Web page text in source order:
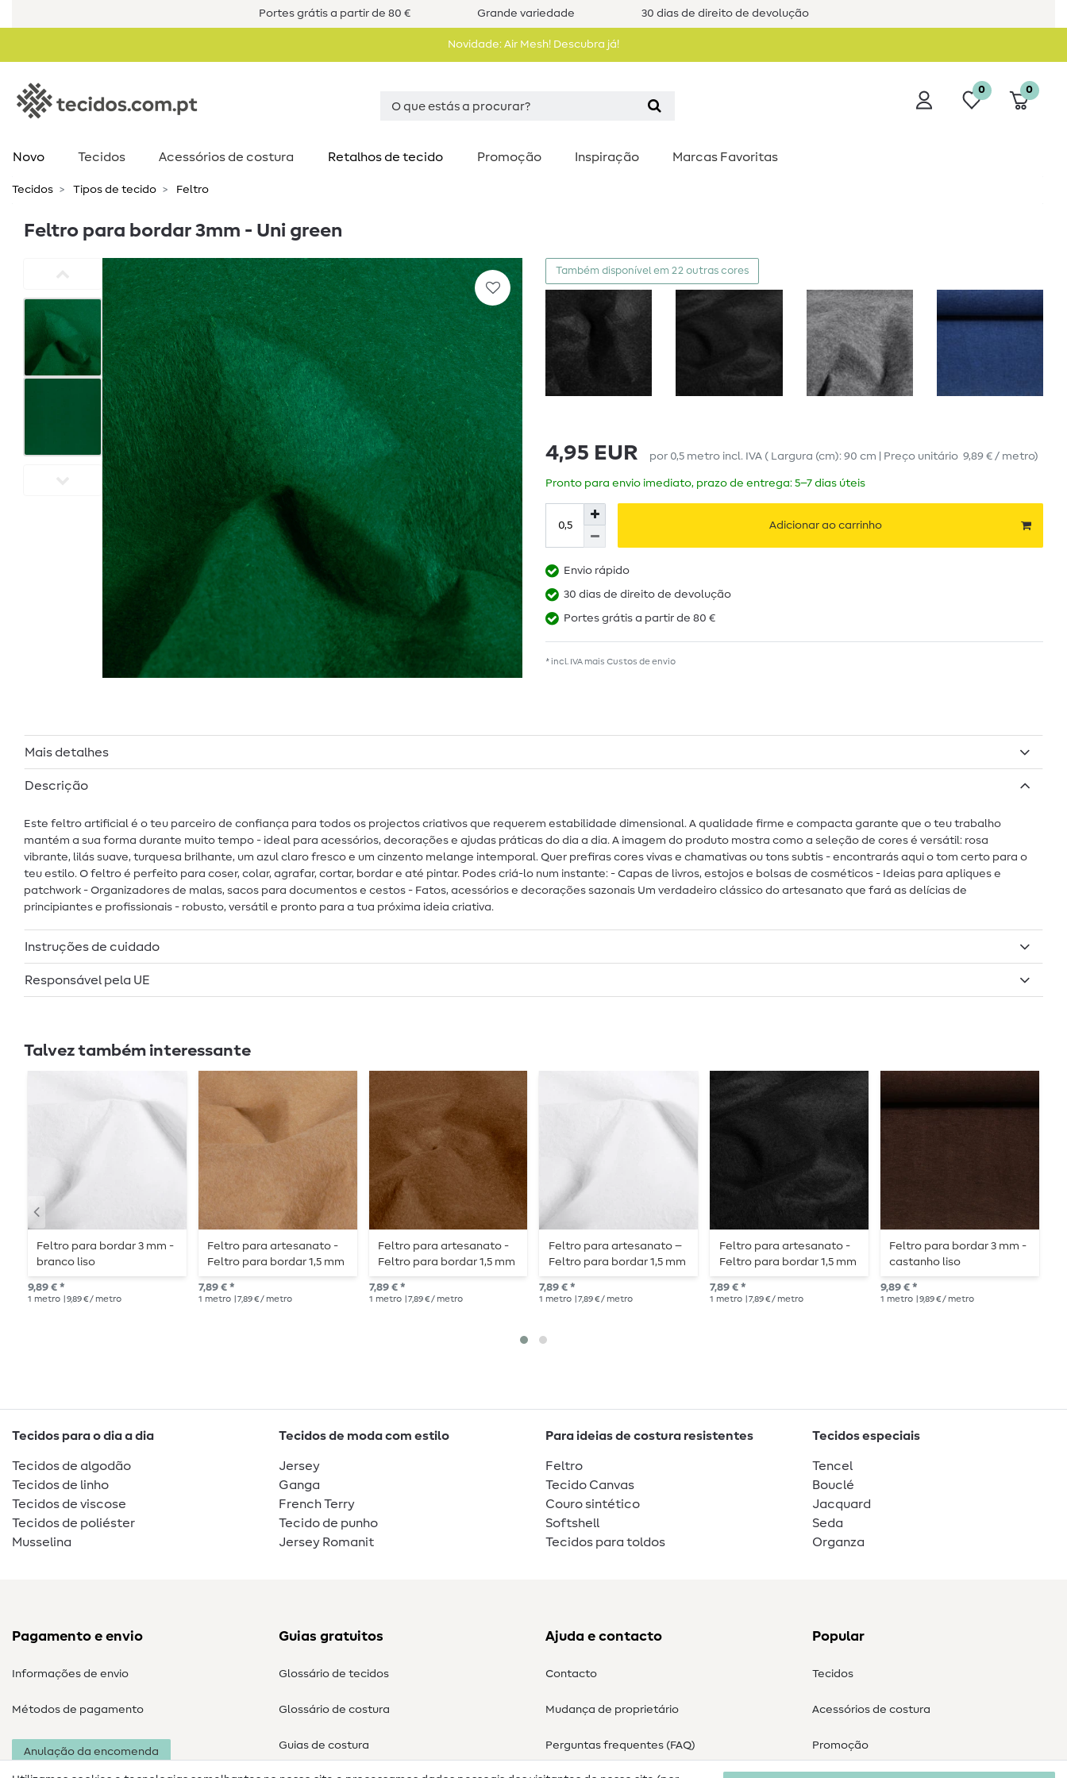
Portes grátis a partir de 80 € Grande variedade 30 dias de direito de devolução
Novidade: Air Mesh! Descubra já!
0 0
Novo Tecidos Acessórios de costura​ Retalhos de tecido Promoção Inspiração Marcas Favoritas
Tecidos Tipos de tecido Feltro
Feltro para bordar 3mm - Uni green
Também disponível em 22 outras cores
4,95 EUR por 0,5 metro incl. IVA ( Largura (cm): 90 cm | Preço unitário 9,89 € / metro)
Pronto para envio imediato, prazo de entrega: 5–7 dias úteis
Adicionar ao carrinho
Envio rápido
30 dias de direito de devolução
Portes grátis a partir de 80 €
* incl. IVA mais Custos de envio
Mais detalhes
Descrição
Este feltro artificial é o teu parceiro de confiança para todos os projectos criativos que requerem estabilidade dimensional. A qualidade firme e compacta garante que o teu trabalho
mantém a sua forma durante muito tempo - ideal para acessórios, decorações e ajudas práticas do dia a dia. A imagem do produto mostra como a seleção de cores é versátil: rosa
vibrante, lilás suave, turquesa brilhante, um azul claro fresco e um cinzento melange intemporal. Quer prefiras cores vivas e chamativas ou tons subtis - encontrarás aqui o tom certo para o
teu estilo. O feltro é perfeito para coser, colar, agrafar, cortar, bordar e até pintar. Podes criá-lo num instante: - Capas de livros, estojos e bolsas de cosméticos - Ideias para apliques e
patchwork - Organizadores de malas, sacos para documentos e cestos - Fatos, acessórios e decorações sazonais Um verdadeiro clássico do artesanato que fará as delícias de
principiantes e profissionais - robusto, versátil e pronto para a tua próxima ideia criativa.
Instruções de cuidado
Responsável pela UE
Talvez também interessante
Feltro para bordar 3 mm -
branco liso
9,89 € *
1 metro | 9,89 € / metro
Feltro para artesanato -
Feltro para bordar 1,5 mm
bege liso
7,89 € *
1 metro | 7,89 € / metro
Feltro para artesanato -
Feltro para bordar 1,5 mm
liso castanho claro
7,89 € *
1 metro | 7,89 € / metro
Feltro para artesanato –
Feltro para bordar 1,5 mm
liso branco
7,89 € *
1 metro | 7,89 € / metro
Feltro para artesanato -
Feltro para bordar 1,5 mm
liso preto
7,89 € *
1 metro | 7,89 € / metro
Feltro para bordar 3 mm -
castanho liso
9,89 € *
1 metro | 9,89 € / metro
Tecidos para o dia a dia
Tecidos de algodão
Tecidos de linho
Tecidos de viscose
Tecidos de poliéster
Musselina
Tecidos de moda com estilo
Jersey
Ganga
French Terry
Tecido de punho
Jersey Romanit
Para ideias de costura resistentes
Feltro
Tecido Canvas
Couro sintético
Softshell
Tecidos para toldos
Tecidos especiais
Tencel
Bouclé
Jacquard
Seda
Organza
Pagamento e envio
Informações de envio
Métodos de pagamento
Anulação da encomenda
Guias gratuitos
Glossário de tecidos
Glossário de costura
Guias de costura
Ajuda e contacto
Contacto
Mudança de proprietário
Perguntas frequentes (FAQ)
Popular
Tecidos
Acessórios de costura
Promoção